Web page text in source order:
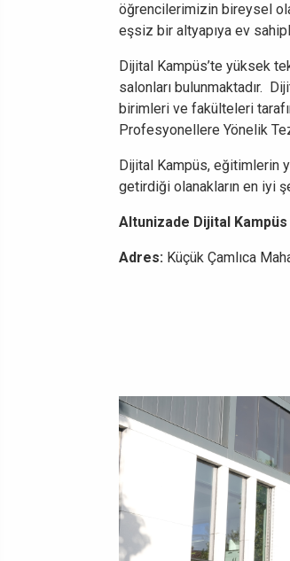
öğrencilerimizin bireysel
eşsiz bir altyapıya ev
Dijital Kampüs’te yüksek
salonları bulunmaktadır.
birimleri ve fakülteleri
Profesyonellere Yönelik
Dijital Kampüs, eğitimlerin
getirdiği olanakların en iyi
Altunizade Dijital Kampüs
Adres: Küçük Çamlıca